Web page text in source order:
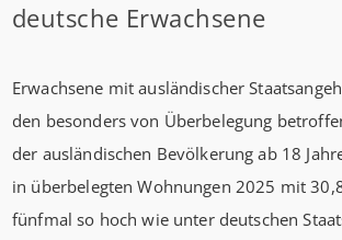
deutsche Erwachsene
Erwachsene mit ausländischer
den besonders von Überbelegung
der ausländischen Bevölkerung ab 18
in überbelegten Wohnungen 2025 mit
fünfmal so hoch wie unter deutschen